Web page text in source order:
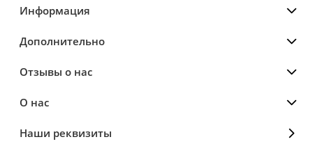
Информация
Дополнительно
Отзывы о нас
О нас
Наши реквизиты